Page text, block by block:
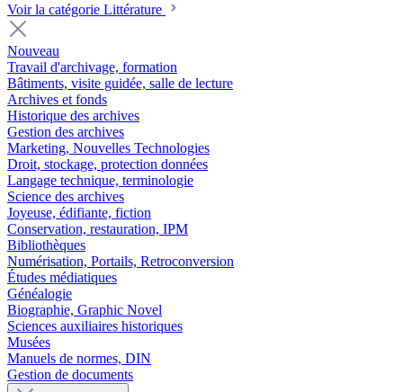
Voir la catégorie Littérature
Nouveau
Travail d'archivage, formation
Bâtiments, visite guidée, salle de lecture
Archives et fonds
Historique des archives
Gestion des archives
Marketing, Nouvelles Technologies
Droit, stockage, protection données
Langage technique, terminologie
Science des archives
Joyeuse, édifiante, fiction
Conservation, restauration, IPM
Bibliothèques
Numérisation, Portails, Retroconversion
Études médiatiques
Généalogie
Biographie, Graphic Novel
Sciences auxiliaires historiques
Musées
Manuels de normes, DIN
Gestion de documents